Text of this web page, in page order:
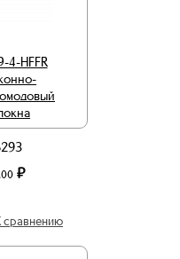
4-HFFR
00 р.
сравнению